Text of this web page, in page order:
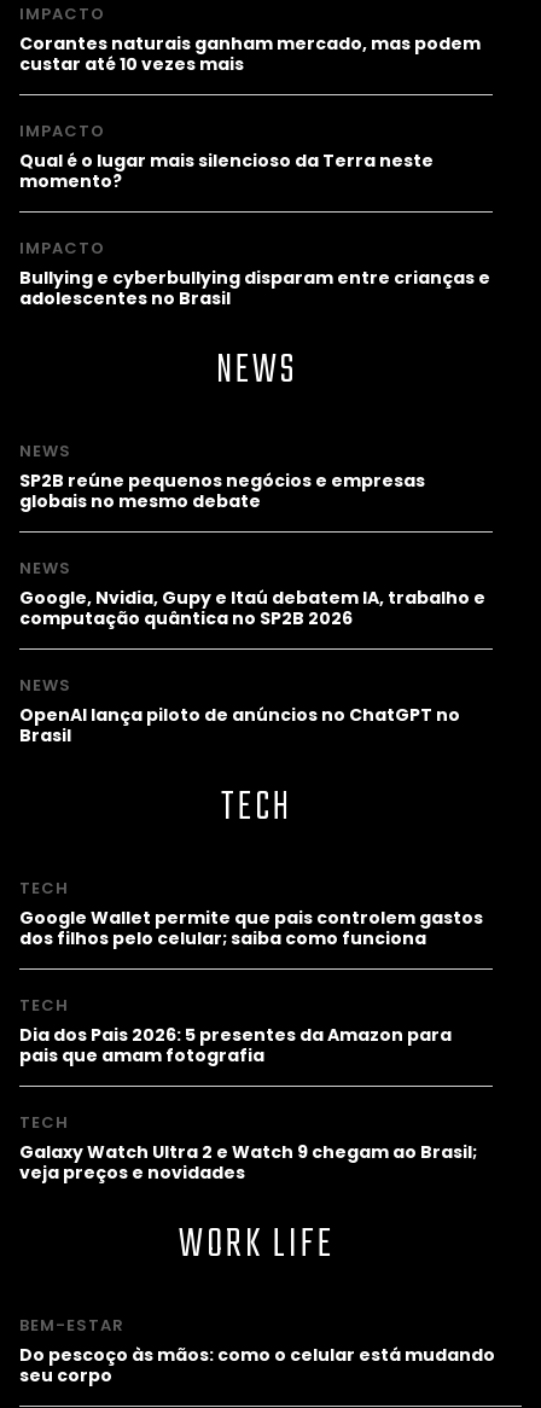
IMPACTO
Corantes naturais ganham mercado, mas podem
custar até 10 vezes mais
IMPACTO
Qual é o lugar mais silencioso da Terra neste
momento?
IMPACTO
Bullying e cyberbullying disparam entre crianças e
adolescentes no Brasil
NEWS
NEWS
SP2B reúne pequenos negócios e empresas
globais no mesmo debate
NEWS
Google, Nvidia, Gupy e Itaú debatem IA, trabalho e
computação quântica no SP2B 2026
NEWS
OpenAI lança piloto de anúncios no ChatGPT no
Brasil
TECH
TECH
Google Wallet permite que pais controlem gastos
dos filhos pelo celular; saiba como funciona
TECH
Dia dos Pais 2026: 5 presentes da Amazon para
pais que amam fotografia
TECH
Galaxy Watch Ultra 2 e Watch 9 chegam ao Brasil;
veja preços e novidades
WORK LIFE
BEM-ESTAR
Do pescoço às mãos: como o celular está mudando
seu corpo